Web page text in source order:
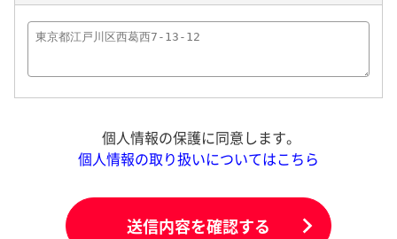
個人情報の保護に同意します。
個人情報の取り扱いについてはこちら
送信内容を確認する